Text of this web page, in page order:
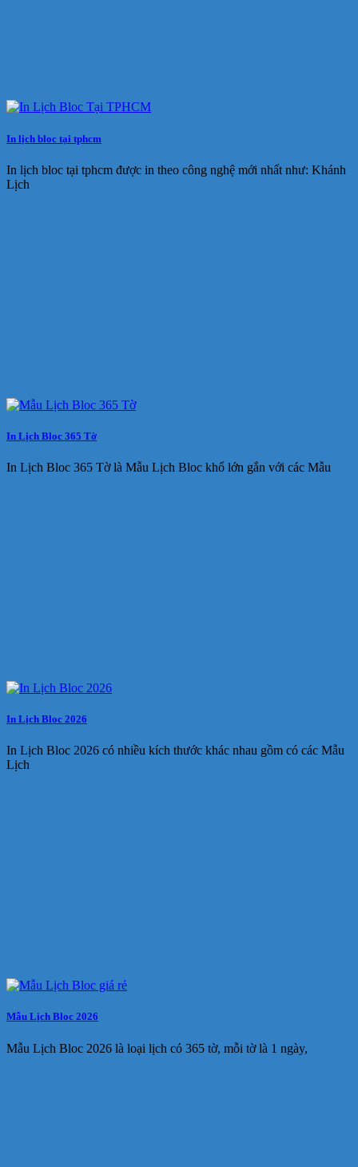
In lịch bloc tại tphcm
In lịch bloc tại tphcm được in theo công nghệ mới nhất như: Khánh
Lịch
In Lịch Bloc 365 Tờ
In Lịch Bloc 365 Tờ là Mẫu Lịch Bloc khổ lớn gắn với các Mẫu
In Lịch Bloc 2026
In Lịch Bloc 2026 có nhiều kích thước khác nhau gồm có các Mẫu
Lịch
Mẫu Lịch Bloc 2026
Mẫu Lịch Bloc 2026 là loại lịch có 365 tờ, mỗi tờ là 1 ngày,